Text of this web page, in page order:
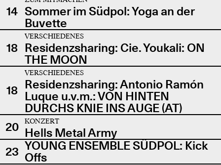
14 Sommer im Südpol: Yoga an der
Buvette
18
VERSCHIEDENES
Residenzsharing: Cie. Youkali: ON
THE MOON
18
VERSCHIEDENES
Residenzsharing: Antonio Ramón
Luque u.v.m.: VON HINTEN
DURCHS KNIE INS AUGE (AT)
20
KONZERT
Hells Metal Army
23 YOUNG ENSEMBLE SÜDPOL: Kick
Offs